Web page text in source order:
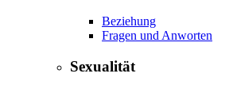
Beziehung
Fragen und Anworten
Sexualität